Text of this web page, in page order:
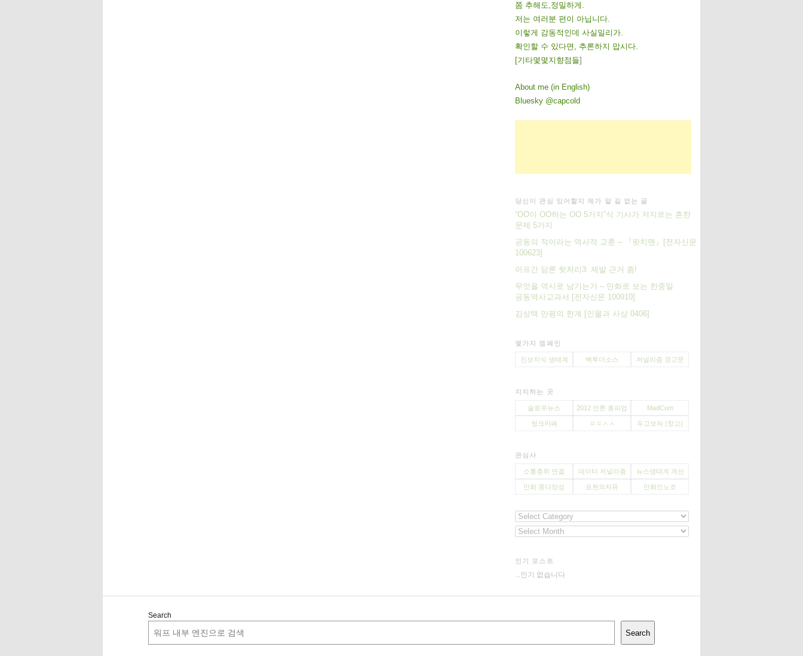
쫌 추해도,정밀하게.
저는 여러분 편이 아닙니다.
이렇게 감동적인데 사실일리가.
확인할 수 있다면, 추론하지 맙시다.
[기 타몇 몇 지 향점 들]
About me (in English)
Bluesky @capcold
당신이 관심 있어할지 제가 알 길 없는 글
“OO이 OO하는 OO 5가지”식 기사가 저지르는 흔한
문제 5가지
공동의 적이라는 역사적 교훈 – 『왓치맨』[전자신문
100623]
아프간 담론 뒷처리3: 제발 근거 좀!
무엇을 역사로 남기는가 – 만화로 보는 한중일
공동역사교과서 [전자신문 100910]
김상택 만평의 한계 [인물과 사상 0406]
몇가지 캠페인
진보지식 생태계 백투더소스 저널리즘 경고문
지지하는 곳
슬로우뉴스 2012 언론 총파업 MadCom
씽크카페 ㅍㅍㅅㅅ 두고보자 (창고)
관심사
소통층위 연결 데이터 저널리즘 뉴스생태계 개선
만화 종다양성 표현의자유 만화인노조
인기 포스트
...인기 없습니다
Search
Search